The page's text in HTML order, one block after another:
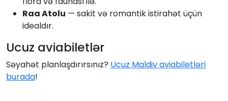
Raa Atolu — sakit və romantik istirahət üçün
idealdır.
Ucuz aviabiletlər
Səyahət planlaşdırırsınız? Ucuz Maldiv aviabiletləri
burada!